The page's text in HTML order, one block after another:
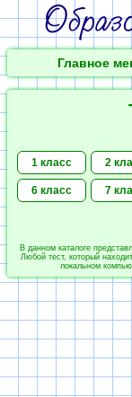
Главное
1 класс 2
6 класс 7
В данном каталоге
Любой тест, который
локальном